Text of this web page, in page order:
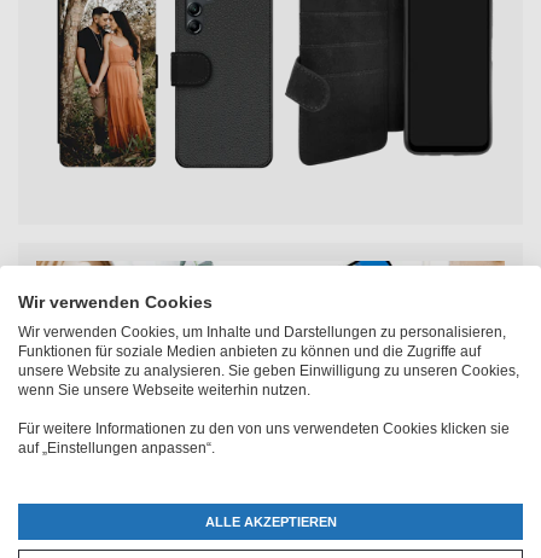
Wir verwenden Cookies
Wir verwenden Cookies, um Inhalte und Darstellungen zu personalisieren,
Funktionen für soziale Medien anbieten zu können und die Zugriffe auf
unsere Website zu analysieren. Sie geben Einwilligung zu unseren Cookies,
wenn Sie unsere Webseite weiterhin nutzen.
Für weitere Informationen zu den von uns verwendeten Cookies klicken sie
auf „Einstellungen anpassen“.
ALLE AKZEPTIEREN